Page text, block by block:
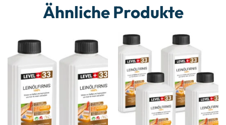
Ähnliche Produkte